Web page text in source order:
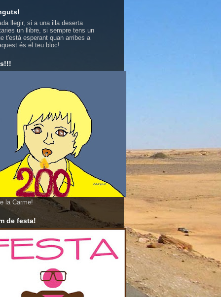
llegir, si a una illa deserta
un llibre, si sempre tens un
t'està esperant quan arribes a
és el teu bloc!
la Carme!
de festa!